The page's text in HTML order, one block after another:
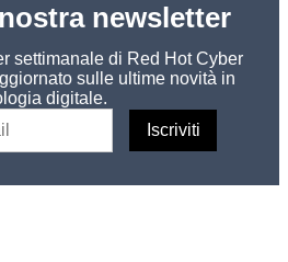
newsletter
settimanale di Red Hot Cyber
sulle ultime novità in
digitale.